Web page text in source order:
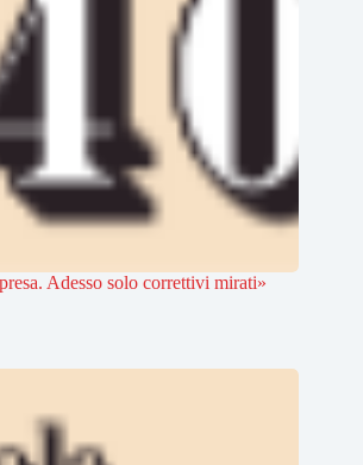
Adesso solo correttivi mirati»